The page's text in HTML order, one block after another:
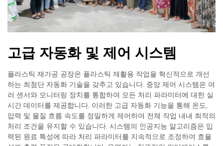
고급 자동화 및 제어 시스템
플라스틱 재가공 공장은 플라스틱 재활용 작업을 혁신적으로 개선
하는 최첨단 자동화 기술을 갖추고 있습니다. 중앙 제어 시스템은 여
러 센서와 모니터링 장치를 통합하여 모든 처리 파라미터에 대한 실
시간 데이터를 제공합니다. 이러한 고급 자동화 기능을 통해 온도,
압력 및 물질 흐름 속도를 정밀하게 제어하여 전체 작업 내내 최적의
처리 조건을 유지할 수 있습니다. 시스템의 인공지능 알고리즘은 입
력된 원료 특성에 따라 처리 파라미터를 지속적으로 조정하여 효율